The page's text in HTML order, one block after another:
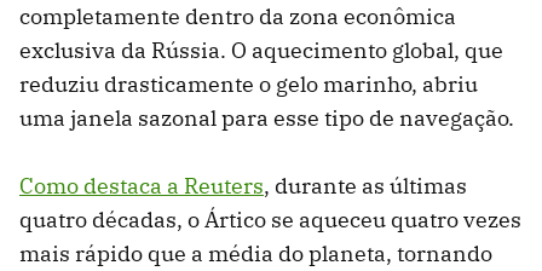
completamente dentro da zona econômica
exclusiva da Rússia. O aquecimento global, que
reduziu drasticamente o gelo marinho, abriu
uma janela sazonal para esse tipo de navegação.
Como destaca a Reuters, durante as últimas
quatro décadas, o Ártico se aqueceu quatro vezes
mais rápido que a média do planeta, tornando